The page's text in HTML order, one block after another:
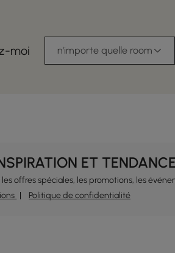
moi n'importe quelle room
ET
les offres spéciales, les promotions, les
Politique de confidentialité